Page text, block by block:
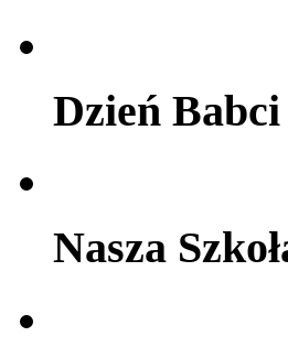
Dzień
Nasza